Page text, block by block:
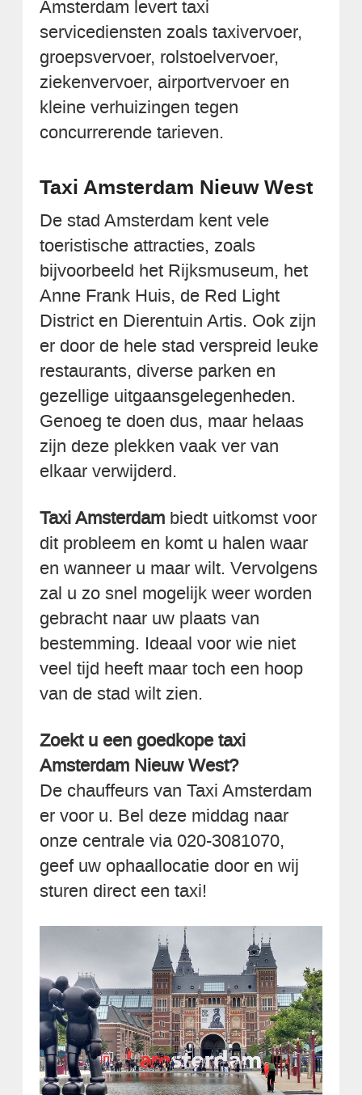
Amsterdam levert taxi
servicediensten zoals taxivervoer,
groepsvervoer, rolstoelvervoer,
ziekenvervoer, airportvervoer en
kleine verhuizingen tegen
concurrerende tarieven.
Taxi Amsterdam Nieuw West
De stad Amsterdam kent vele
toeristische attracties, zoals
bijvoorbeeld het Rijksmuseum, het
Anne Frank Huis, de Red Light
District en Dierentuin Artis. Ook zijn
er door de hele stad verspreid leuke
restaurants, diverse parken en
gezellige uitgaansgelegenheden.
Genoeg te doen dus, maar helaas
zijn deze plekken vaak ver van
elkaar verwijderd.
Taxi Amsterdam biedt uitkomst voor
dit probleem en komt u halen waar
en wanneer u maar wilt. Vervolgens
zal u zo snel mogelijk weer worden
gebracht naar uw plaats van
bestemming. Ideaal voor wie niet
veel tijd heeft maar toch een hoop
van de stad wilt zien.
Zoekt u een goedkope taxi
Amsterdam Nieuw West?
De chauffeurs van Taxi Amsterdam
er voor u. Bel deze middag naar
onze centrale via 020-3081070,
geef uw ophaallocatie door en wij
sturen direct een taxi!